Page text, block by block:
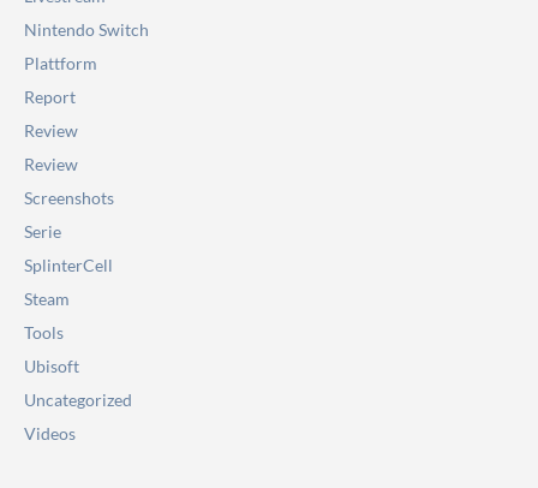
Nintendo Switch
Plattform
Report
Review
Review
Screenshots
Serie
SplinterCell
Steam
Tools
Ubisoft
Uncategorized
Videos